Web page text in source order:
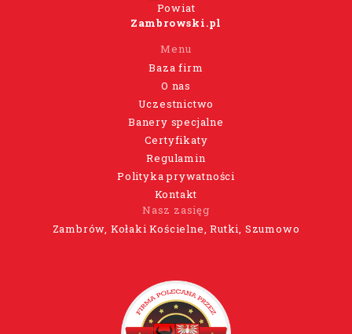
Powiat
Zambrowski.pl
Menu
Baza firm
O nas
Uczestnictwo
Banery specjalne
Certyfikaty
Regulamin
Polityka prywatności
Kontakt
Nasz zasięg
Zambrów, Kołaki Kościelne, Rutki, Szumowo